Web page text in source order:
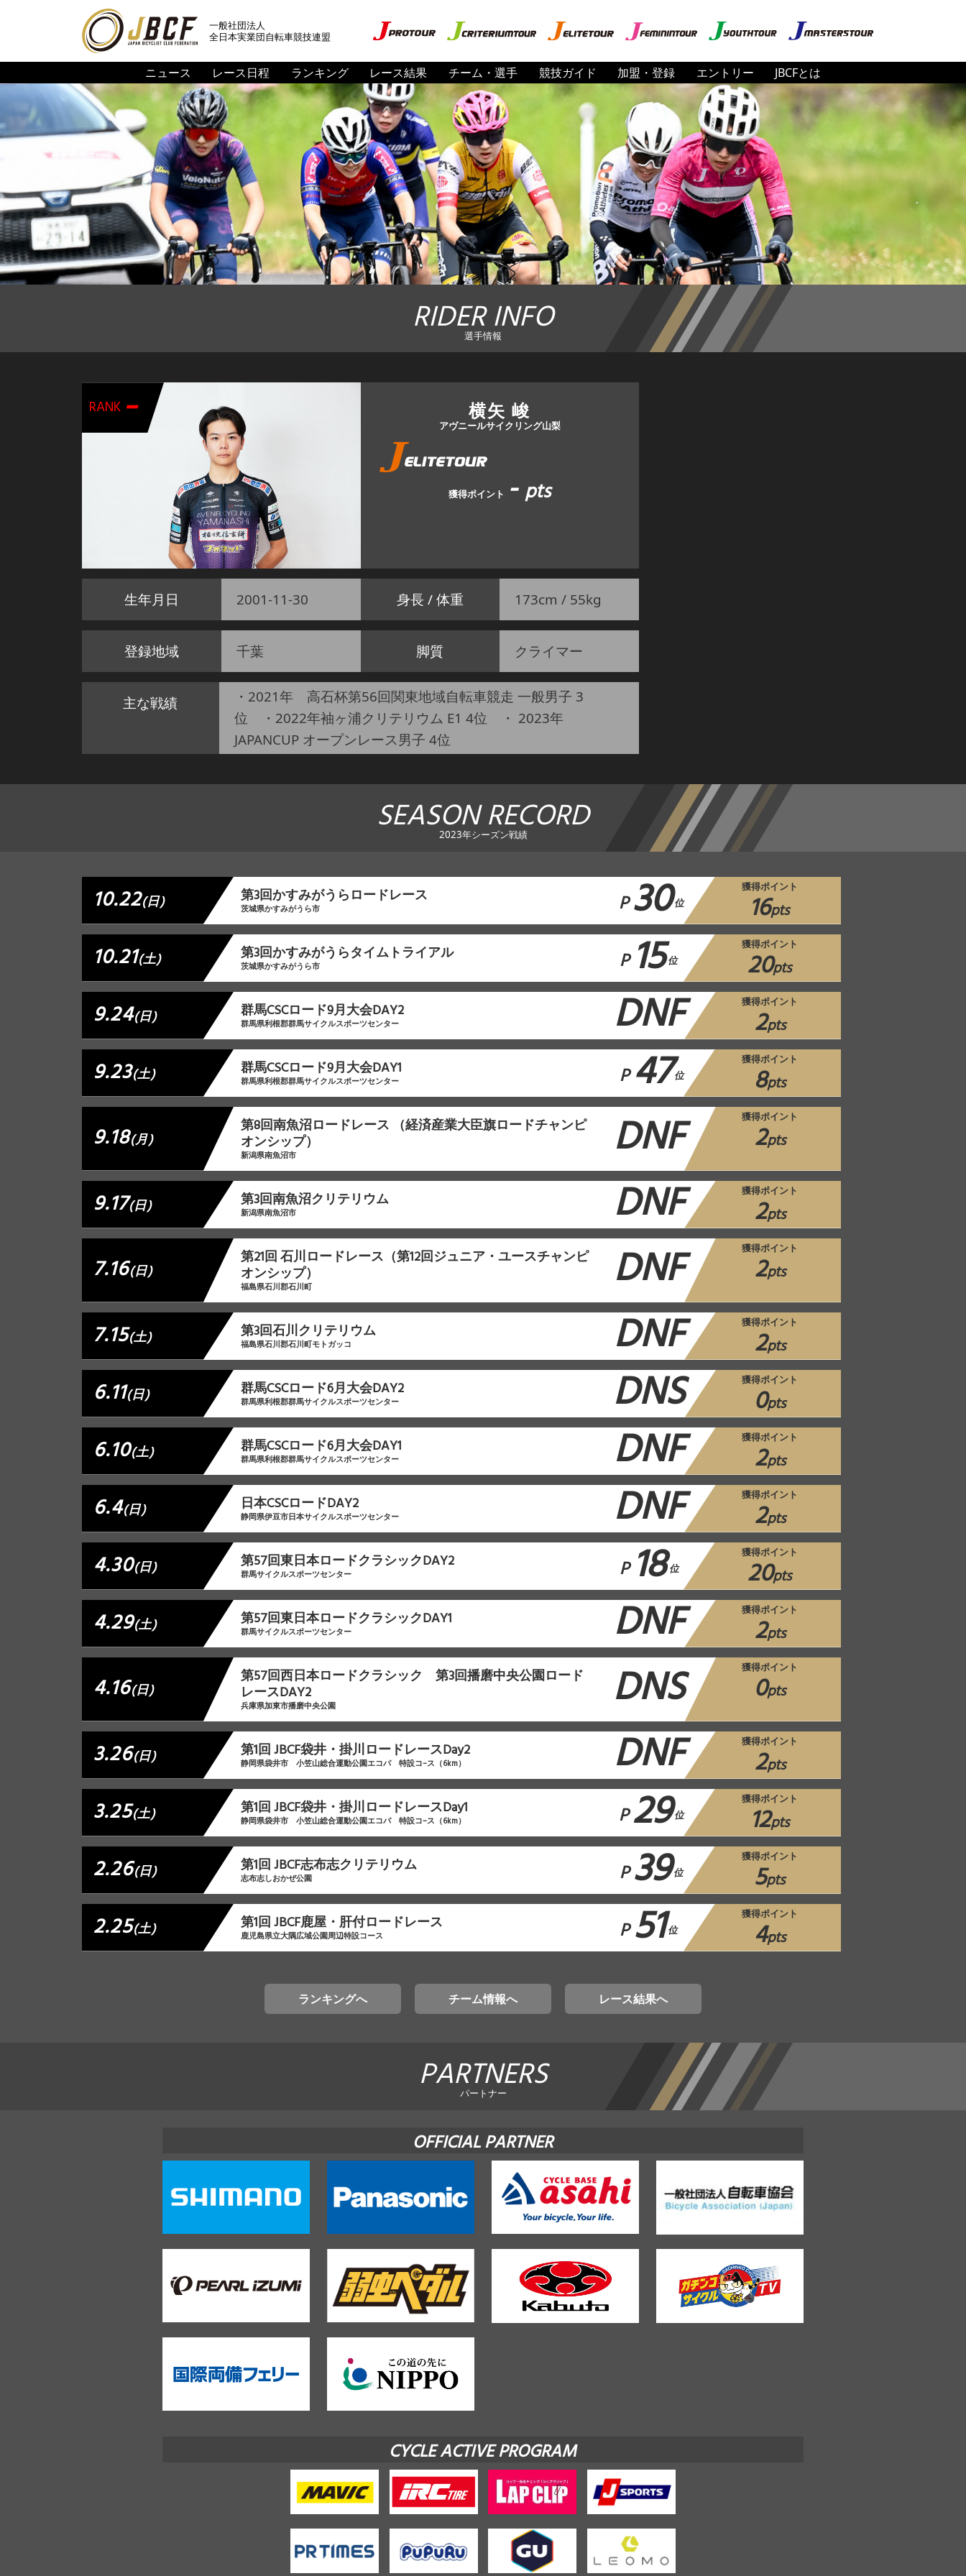
一般社団法人
全日本実業団自転車競技連盟
ニュース レース日程 ランキング レース結果 チーム・選手 競技ガイド 加盟・登録 エントリー JBCFとは
RIDER INFO
選手情報
RANK- 横矢 峻
アヴニールサイクリング山梨
獲得ポイント -pts
生年月日 2001-11-30 身長 / 体重 173cm / 55kg
登録地域 千葉 脚質 クライマー
主な戦績
・2021年 高石杯第56回関東地域自転車競走 一般男子 3
位 ・2022年袖ヶ浦クリテリウム E1 4位 ・ 2023年
JAPANCUP オープンレース男子 4位
SEASON RECORD
2023年シーズン戦績
10.22(日) 第3回かすみがうらロードレース
茨城県かすみがうら市 P30位
獲得ポイント
16pts
10.21(土) 第3回かすみがうらタイムトライアル
茨城県かすみがうら市 P 15位
獲得ポイント
20pts
9.24(日) 群馬CSCロード9月大会DAY2
群馬県利根郡群馬サイクルスポーツセンター DNF 獲得ポイント
2pts
9.23(土) 群馬CSCロード9月大会DAY1
群馬県利根郡群馬サイクルスポーツセンター P 47 位
獲得ポイント
8pts
9.18(月)
第8回南魚沼ロードレース （経済産業大臣旗ロードチャンピ
オンシップ）
新潟県南魚沼市 DNF 獲得ポイント
2pts
9.17(日) 第3回南魚沼クリテリウム
新潟県南魚沼市 DNF 獲得ポイント
2pts
7.16(日)
第21回 石川ロードレース（第12回ジュニア・ユースチャンピ
オンシップ）
福島県石川郡石川町 DNF 獲得ポイント
2pts
7.15(土) 第3回石川クリテリウム
福島県石川郡石川町モトガッコ DNF 獲得ポイント
2pts
6.11(日) 群馬CSCロード6月大会DAY2
群馬県利根郡群馬サイクルスポーツセンター DNS 獲得ポイント
0pts
6.10(土) 群馬CSCロード6月大会DAY1
群馬県利根郡群馬サイクルスポーツセンター DNF 獲得ポイント
2pts
6.4(日) 日本CSCロードDAY2
静岡県伊豆市日本サイクルスポーツセンター DNF 獲得ポイント
2pts
4.30(日) 第57回東日本ロードクラシックDAY2
群馬サイクルスポーツセンター P 18 位
獲得ポイント
20pts
4.29(土) 第57回東日本ロードクラシックDAY1
群馬サイクルスポーツセンター DNF 獲得ポイント
2pts
4.16(日)
第57回西日本ロードクラシック 第3回播磨中央公園ロード
レースDAY2
兵庫県加東市播磨中央公園 DNS 獲得ポイント
0pts
3.26(日) 第1回 JBCF袋井・掛川ロードレースDay2
静岡県袋井市 小笠山総合運動公園エコパ 特設コ–ス（6km） DNF 獲得ポイント
2pts
3.25(土) 第1回 JBCF袋井・掛川ロードレースDay1
静岡県袋井市 小笠山総合運動公園エコパ 特設コ–ス（6km） P29 位
獲得ポイント
12pts
2.26(日) 第1回 JBCF志布志クリテリウム
志布志しおかぜ公園 P 39位
獲得ポイント
5pts
2.25(土) 第1回 JBCF鹿屋・肝付ロードレース
鹿児島県立大隅広域公園周辺特設コース P 51 位
獲得ポイント
4pts
ランキングへ チーム情報へ レース結果へ
PARTNERS
パートナー
OFFICIAL PARTNER
CYCLE ACTIVE PROGRAM